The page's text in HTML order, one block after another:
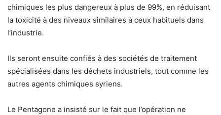
chimiques les plus dangereux à plus de 99%, en réduisant
la toxicité à des niveaux similaires à ceux habituels dans
l’industrie.
Ils seront ensuite confiés à des sociétés de traitement
spécialisées dans les déchets industriels, tout comme les
autres agents chimiques syriens.
Le Pentagone a insisté sur le fait que l’opération ne